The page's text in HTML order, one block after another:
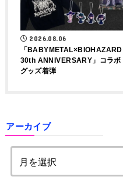
2026.08.06
「BABYMETAL×BIOHAZARD
30th ANNIVERSARY」コラボ
グッズ着弾
アーカイブ